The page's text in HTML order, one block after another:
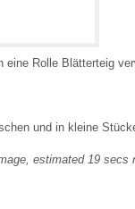
eine Rolle Blätterteig
und in kleine
estimated 19 secs